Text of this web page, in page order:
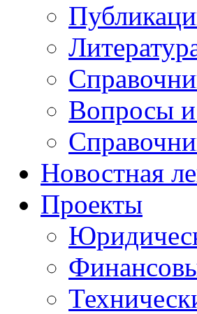
Вопросы
Новостная
Проекты